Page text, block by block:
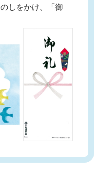
しをかけ、「御